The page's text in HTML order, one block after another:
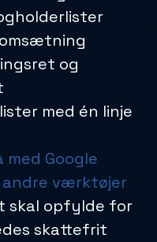
og
med én linje
Google
værktøjer
skal opfylde for
skattefrit